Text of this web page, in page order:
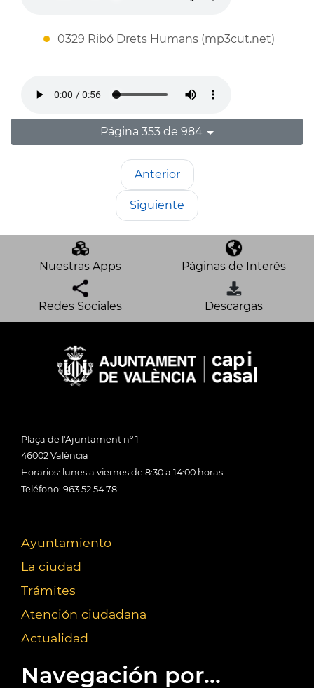
0329 Ribó Drets Humans (mp3cut.net)
Página 353 de 984
Anterior
Siguiente
Nuestras Apps Páginas de Interés
Redes Sociales Descargas
Plaça de l'Ajuntament nº 1
46002 València
Horarios: lunes a viernes de 8:30 a 14:00 horas
Teléfono: 963 52 54 78
Ayuntamiento
La ciudad
Trámites
Atención ciudadana
Actualidad
Navegación por...